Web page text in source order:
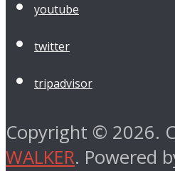
youtube
twitter
tripadvisor
Copyright © 2026.
WALKER. Powered